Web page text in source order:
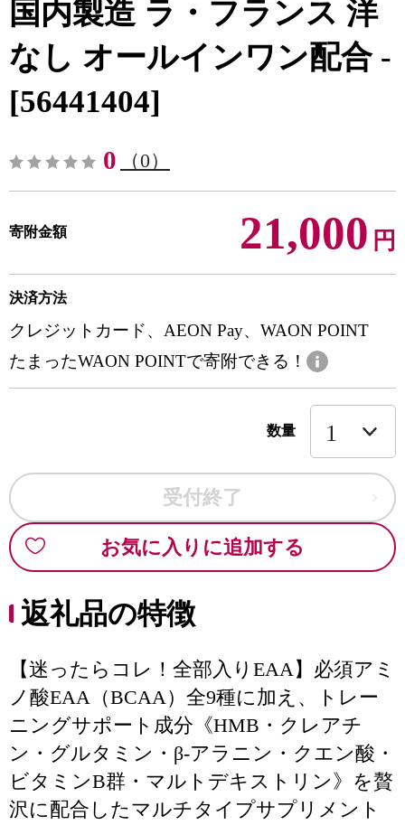
国内製造 ラ・フランス 洋
なし オールインワン配合 -
[56441404]
0 （0）
寄附金額 21,000 円
決済方法
クレジットカード、AEON Pay、WAON POINT
たまったWAON POINTで寄附できる！
数量
受付終了
お気に入りに追加する
返礼品の特徴
【迷ったらコレ！全部入りEAA】必須アミ
ノ酸EAA（BCAA）全9種に加え、トレー
ニングサポート成分《HMB・クレアチ
ン・グルタミン・β-アラニン・クエン酸・
ビタミンB群・マルトデキストリン》を贅
沢に配合したマルチタイプサプリメント